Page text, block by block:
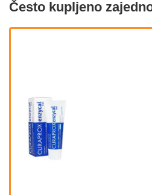
Često kupljeno